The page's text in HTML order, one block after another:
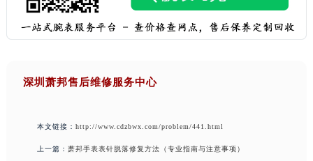
深圳萧邦售后维修服务中心
本文链接： http://www.cdzbwx.com/problem/441.html
上一篇： 萧邦手表表针脱落修复方法（专业指南与注意事项）